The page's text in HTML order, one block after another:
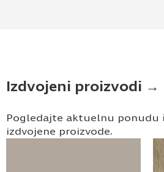
Izdvojeni proizvodi →
Pogledajte aktuelnu ponudu i
izdvojene proizvode.